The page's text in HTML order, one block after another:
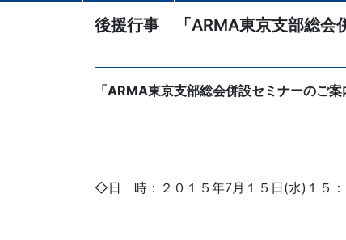
後援行事 「ARMA東京支部総会
「ARMA東京支部総会併設セミナーのご案
◇日 時：２０１５年7月１５日(水)１５：